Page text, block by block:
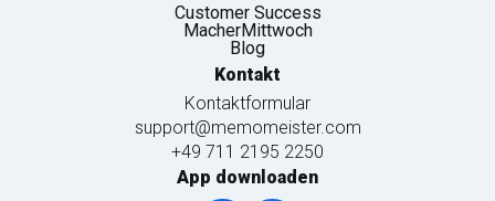
Customer Success
MacherMittwoch
Blog
Kontakt
Kontaktformular
support@memomeister.com
+49 711 2195 2250
App downloaden